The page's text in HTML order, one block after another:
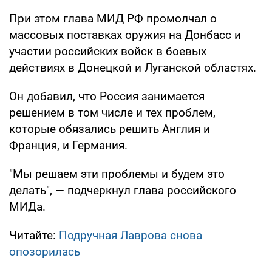
При этом глава МИД РФ промолчал о
массовых поставках оружия на Донбасс и
участии российских войск в боевых
действиях в Донецкой и Луганской областях.
Он добавил, что Россия занимается
решением в том числе и тех проблем,
которые обязались решить Англия и
Франция, и Германия.
"Мы решаем эти проблемы и будем это
делать", — подчеркнул глава российского
МИДа.
Читайте: Подручная Лаврова снова
опозорилась